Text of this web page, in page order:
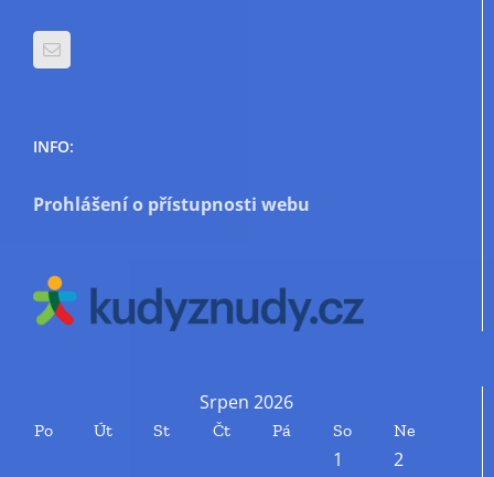
INFO:
Prohlášení o přístupnosti webu
Srpen 2026
Po Út St Čt Pá So Ne
1
2